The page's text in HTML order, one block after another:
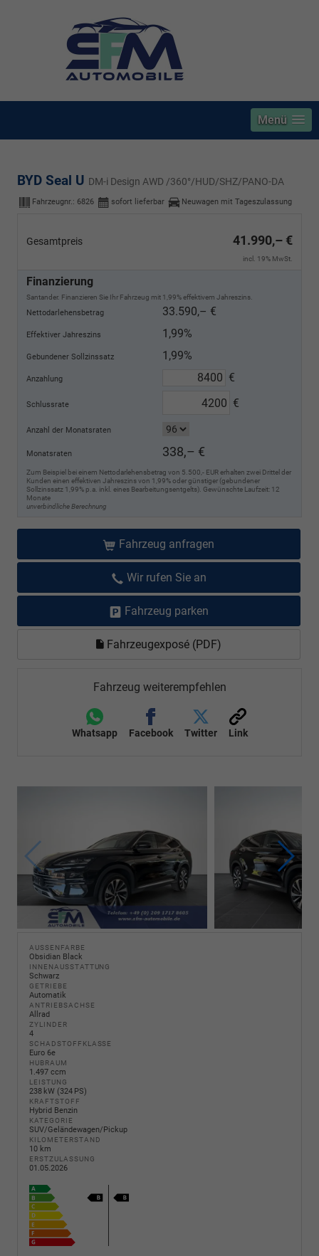
Menü
BYD Seal U DM-i Design AWD /360°/HUD/SHZ/PANO-DA
Fahrzeugnr.: 6826 sofort lieferbar Neuwagen mit Tageszulassung
Gesamtpreis 41.990,– €
incl. 19% MwSt.
Finanzierung
Santander. Finanzieren Sie Ihr Fahrzeug mit 1,99% effektivem Jahreszins.
Nettodarlehensbetrag 33.590,– €
Effektiver Jahreszins 1,99%
Gebundener Sollzinssatz 1,99%
Anzahlung €
Schlussrate €
Anzahl der Monatsraten
Monatsraten 338,– €
Zum Beispiel bei einem Nettodarlehensbetrag von 5.500,- EUR erhalten zwei Drittel der
Kunden einen effektiven Jahreszins von 1,99% oder günstiger (gebundener
Sollzinssatz 1,99% p.a. inkl. eines Bearbeitungsentgelts). Gewünschte Laufzeit: 12
Monate
unverbindliche Berechnung
Fahrzeug anfragen
Wir rufen Sie an
Fahrzeug parken
Fahrzeugexposé (PDF)
Fahrzeug weiterempfehlen
Whatsapp Facebook Twitter Link
AUSSENFARBE
Obsidian Black
INNENAUSSTATTUNG
Schwarz
GETRIEBE
Automatik
ANTRIEBSACHSE
Allrad
ZYLINDER
4
SCHADSTOFFKLASSE
Euro 6e
HUBRAUM
1.497 ccm
LEISTUNG
238 kW (324 PS)
KRAFTSTOFF
Hybrid Benzin
KATEGORIE
SUV/Geländewagen/Pickup
KILOMETERSTAND
10 km
ERSTZULASSUNG
01.05.2026